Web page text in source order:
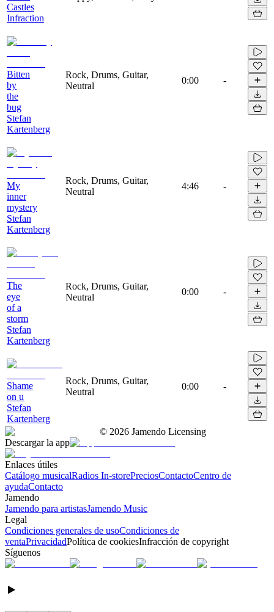
Castles
Infraction
Bitten
by
the
bug
Stefan
Kartenberg
Rock, Drums, Guitar,
Neutral
0:00 -
My
inner
mystery
Stefan
Kartenberg
Rock, Drums, Guitar,
Neutral
4:46 -
The
eye
of a
storm
Stefan
Kartenberg
Rock, Drums, Guitar,
Neutral
0:00 -
Shame
on u
Stefan
Kartenberg
Rock, Drums, Guitar,
Neutral
0:00 -
© 2026 Jamendo Licensing
Descargar la app
Enlaces útiles
Catálogo musicalRadios In-storePreciosContactoCentro de
ayudaContacto
Jamendo
Jamendo para artistasJamendo Music
Legal
Condiciones generales de usoCondiciones de
ventaPrivacidadPolítica de cookiesInfracción de copyright
Síguenos